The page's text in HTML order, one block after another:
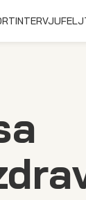
INTERVJU